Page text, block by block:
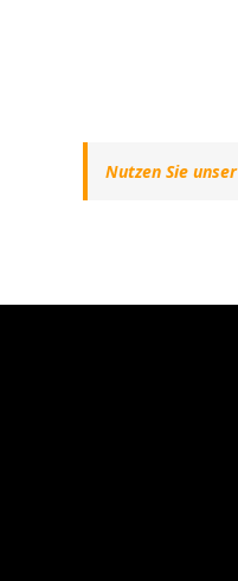
Nutzen Sie